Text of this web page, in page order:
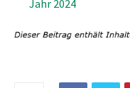
Jahr 2024